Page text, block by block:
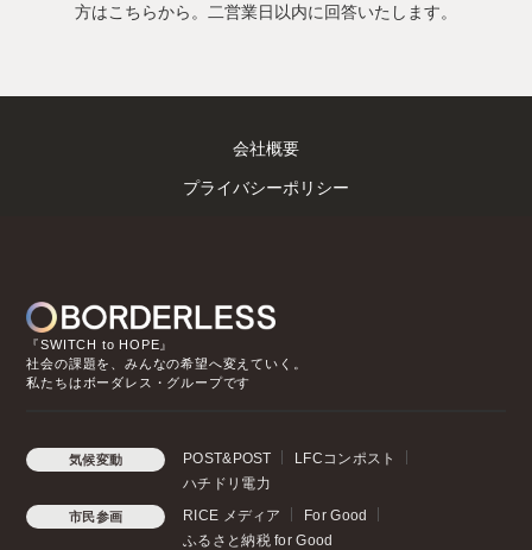
方はこちらから。二営業日以内に回答いたします。
会社概要
プライバシーポリシー
『SWITCH to HOPE』
社会の課題を、みんなの希望へ変えていく。
私たちはボーダレス・グループです
気候変動 POST&POST
LFCコンポスト
ハチドリ電力
市民参画 RICE メディア
For Good
ふるさと納税 for Good